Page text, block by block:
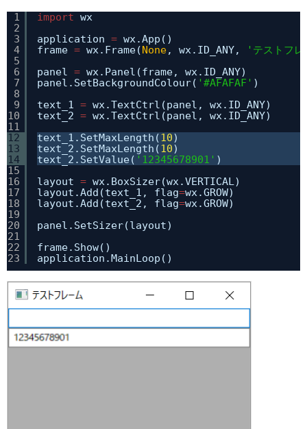
1
2
3
4
5
6
7
8
9
10
11
12
13
14
15
16
17
18
19
20
21
22
23
import wx
application = wx.App()
frame = wx.Frame( None, wx.ID_ANY,
'テストフ
panel = wx.Panel(frame, wx.ID_ANY)
panel.SetBackgroundColour( '#AFAFAF' )
text_1 = wx.TextCtrl(panel, wx.ID_ANY)
text_2 = wx.TextCtrl(panel, wx.ID_ANY)
text_1.SetMaxLength(10)
text_2.SetMaxLength(10)
text_2.SetValue( '12345678901' )
layout = wx.BoxSizer(wx.VERTICAL)
layout.Add(text_1, flag=wx.GROW)
layout.Add(text_2, flag=wx.GROW)
panel.SetSizer(layout)
frame.Show()
application.MainLoop()